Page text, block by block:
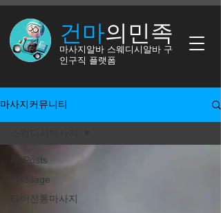
건마의​​민족
​마사지알바 스웨디시알바 구
인구직 플랫폼
마사지커뮤니티
All Posts
Massage
타이전통마사지